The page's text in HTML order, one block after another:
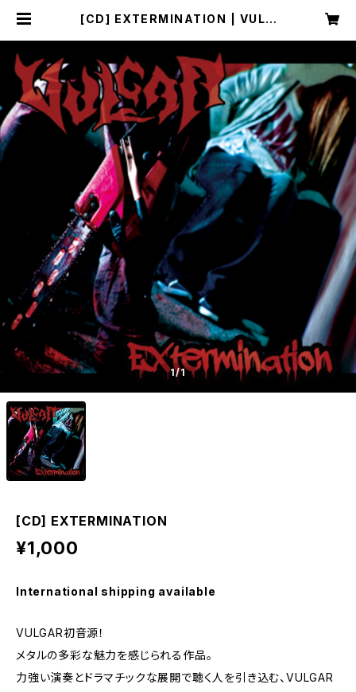
[CD] EXTERMINATION | VULG
1/1
[CD] EXTERMINATION
¥1,000
International shipping available
VULGAR初音源！
メタルの多彩な魅力を感じられる作品。
力強い演奏とドラマチックな展開で聴く人を引き込む、VULGAR